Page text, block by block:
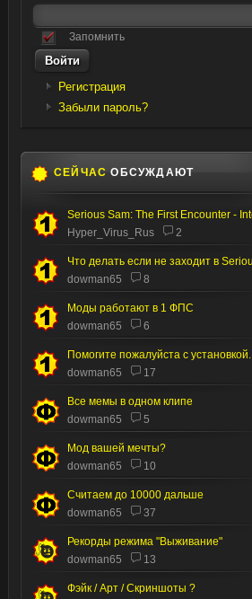
Запомнить
Регистрация
Забыли пароль?
СЕЙЧАС ОБСУЖДАЮТ
Hyper_Virus_Rus
2
dowman65
8
Моды работают в 1 ФПС
dowman65
6
Помогите пожалуйста с установкой.
dowman65
17
Все мемы в одном клипе
dowman65
5
Мод вашей мечты?
dowman65
10
Считаем до 10000 дальше
dowman65
37
Рекорды режима "Выживание"
dowman65
13
Фэйк / Арт / Скриншоты ?